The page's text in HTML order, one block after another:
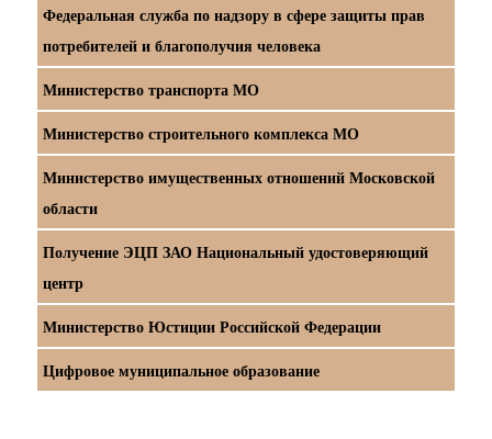
Федеральная служба по надзору в сфере защиты прав
потребителей и благополучия человека
Министерство транспорта МО
Министерство строительного комплекса МО
Министерство имущественных отношений Московской
области
Получение ЭЦП ЗАО Национальный удостоверяющий
центр
Министерство Юстиции Российской Федерации
Цифровое муниципальное образование